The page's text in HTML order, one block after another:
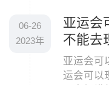
要符合参
06-26
2023年
亚运会
不能去
亚运会可
运会可以